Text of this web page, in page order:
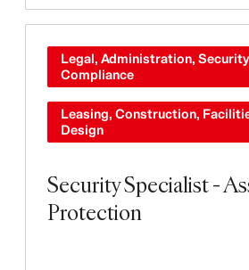
Security Specialist -
Protection
Legal, Administration,
Compliance
Leasing, Construction,
Design